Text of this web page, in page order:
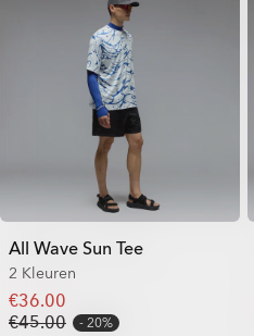
All Wave Sun Tee
2 Kleuren
€36.00
€45.00
20%